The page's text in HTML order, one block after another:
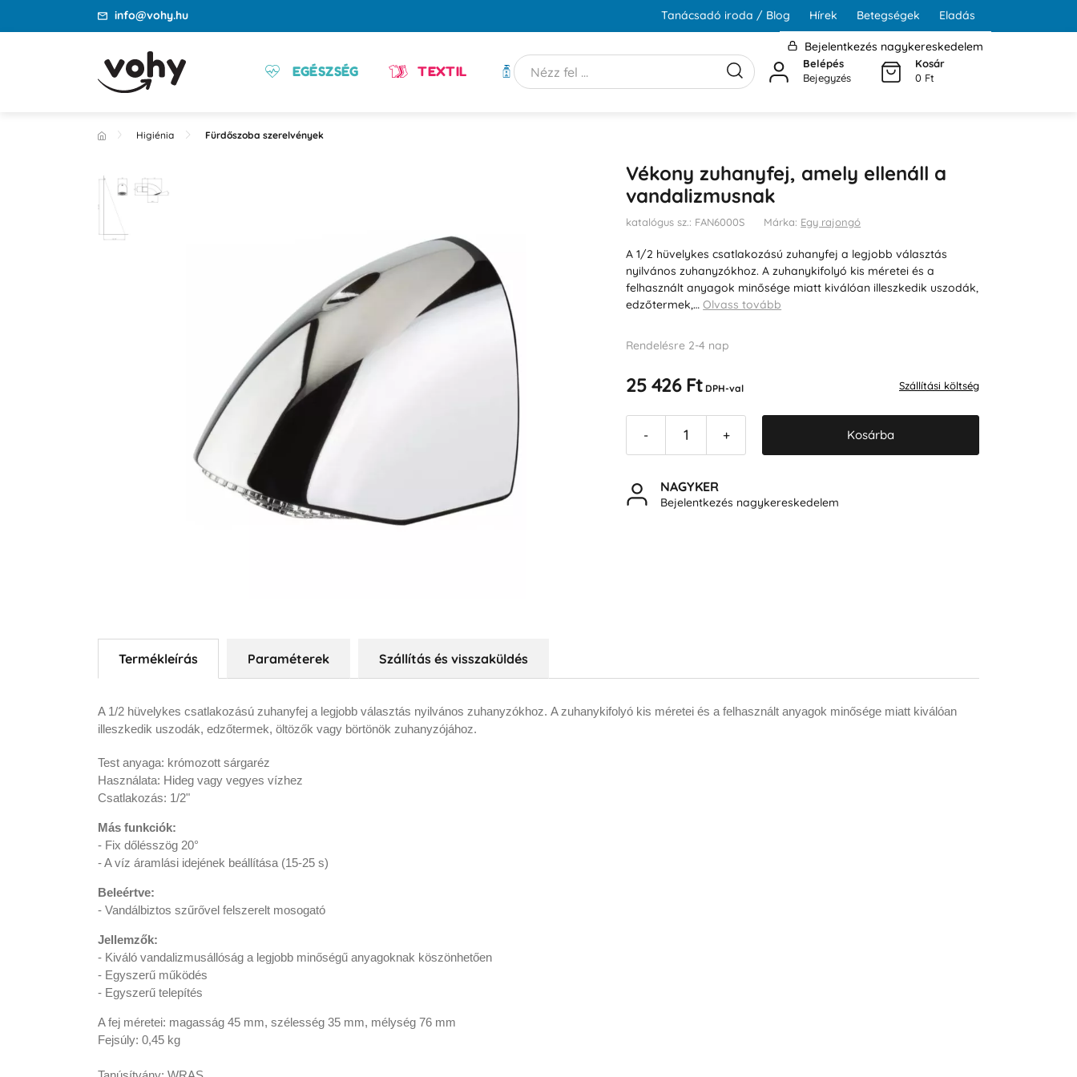
info@vohy.hu Tanácsadó iroda / Blog Hírek Betegségek Eladás
Bejelentkezés nagykereskedelem
EGÉSZSÉG TEXTIL HIGIÉNIA
Belépés
Bejegyzés
Kosár
0 Ft
Higiénia Fürdőszoba szerelvények
Vékony zuhanyfej, amely ellenáll a
vandalizmusnak
katalógus sz.: FAN6000S Márka: Egy rajongó
A 1/2 hüvelykes csatlakozású zuhanyfej a legjobb választás
nyilvános zuhanyzókhoz. A zuhanykifolyó kis méretei és a
felhasznált anyagok minősége miatt kiválóan illeszkedik uszodák,
edzőtermek,…Olvass tovább
Rendelésre 2-4 nap
25 426 Ft DPH-val Szállítási költség
- + Kosárba
NAGYKER
Bejelentkezés nagykereskedelem
Termékleírás Paraméterek Szállítás és visszaküldés
A 1/2 hüvelykes csatlakozású zuhanyfej a legjobb választás nyilvános zuhanyzókhoz. A zuhanykifolyó kis méretei és a felhasznált anyagok minősége miatt kiválóan
illeszkedik uszodák, edzőtermek, öltözők vagy börtönök zuhanyzójához.
Test anyaga: krómozott sárgaréz
Használata: Hideg vagy vegyes vízhez
Csatlakozás: 1/2"
Más funkciók:
- Fix dőlésszög 20°
- A víz áramlási idejének beállítása (15-25 s)
Beleértve:
- Vandálbiztos szűrővel felszerelt mosogató
Jellemzők:
- Kiváló vandalizmusállóság a legjobb minőségű anyagoknak köszönhetően
- Egyszerű működés
- Egyszerű telepítés
A fej méretei: magasság 45 mm, szélesség 35 mm, mélység 76 mm
Fejsúly: 0,45 kg